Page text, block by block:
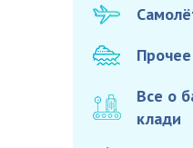
Прочее
Все о
клади